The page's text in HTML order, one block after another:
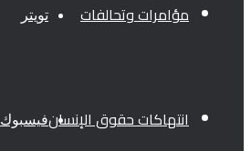
مؤامرات وتحالفات
انتهاكات حقوق الإنسان
تويتر
فيسبوك